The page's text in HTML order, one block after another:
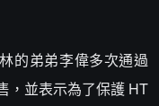
的弟弟李偉多次通過
，並表示為了保護 HT